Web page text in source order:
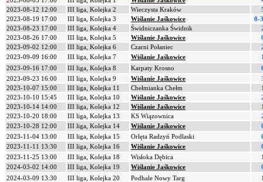
2023-08-12 12:00
III liga, Kolejka 2 Wieczysta Kraków
2023-08-19 17:00
III liga, Kolejka 3 Wiślanie Jaśkowice
0-
2023-08-23 17:00
III liga, Kolejka 4 Świdniczanka Świdnik
2023-08-26 17:00
III liga, Kolejka 5 Wiślanie Jaśkowice
2023-09-02 12:00
III liga, Kolejka 6 Czarni Połaniec
2023-09-09 16:00
III liga, Kolejka 7 Wiślanie Jaśkowice
2023-09-16 17:00
III liga, Kolejka 8 Karpaty Krosno
2023-09-23 16:00
III liga, Kolejka 9 Wiślanie Jaśkowice
2023-10-07 15:00
III liga, Kolejka 11 Chełmianka Chełm
2023-10-10 15:45
III liga, Kolejka 10 Wiślanie Jaśkowice
2023-10-14 14:00
III liga, Kolejka 12 Wiślanie Jaśkowice
2023-10-20 18:00
III liga, Kolejka 13 KS Wiązownica
2023-10-28 12:00
III liga, Kolejka 14 Wiślanie Jaśkowice
2023-11-04 13:00
III liga, Kolejka 15 Orlęta Radzyń Podlaski
2023-11-11 13:30
III liga, Kolejka 16 Wiślanie Jaśkowice
2023-11-25 13:00
III liga, Kolejka 18 Wisłoka Dębica
2024-03-02 14:00
III liga, Kolejka 19 Wiślanie Jaśkowice
2024-03-09 13:30
III liga, Kolejka 20 Podhale Nowy Targ